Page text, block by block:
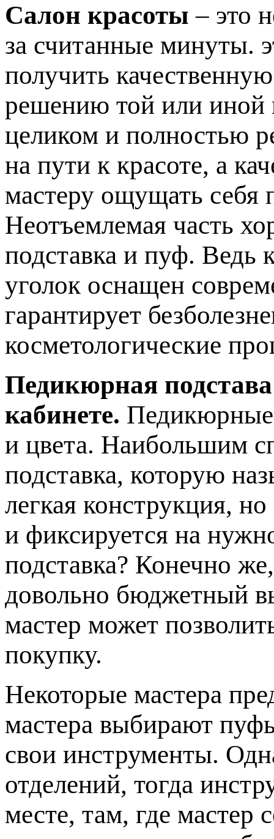
Салон красоты – это
за считанные минуты.
получить
решению той или иной
целиком и полностью
на пути к красоте, а
мастеру ощущать себя
Неотъемлемая часть
подставка и пуф. Ведь
уголок оснащен
гарантирует
косметологические
Педикюрная подстава
кабинете. Педикюрные
и цвета. Наибольшим
подставка, которую
легкая конструкция,
и фиксируется на
подставка? Конечно
довольно бюджетный
мастер может
покупку.
Некоторые мастера
мастера выбирают
свои инструменты.
отделений, тогда
месте, там, где